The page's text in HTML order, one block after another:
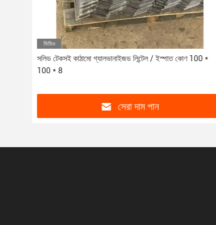
ভিডিও
সলিড টেকসই কাঠামো গ্যালভানাইজড লিন্টেল / ইস্পাত কোণ 100 *
100 * 8
সেরা দাম পান